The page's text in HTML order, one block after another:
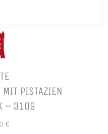
PISTAZIEN
– 310G
€